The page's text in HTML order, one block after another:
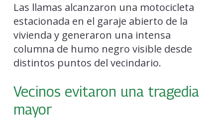
Las llamas alcanzaron una motocicleta
estacionada en el garaje abierto de la
vivienda y generaron una intensa
columna de humo negro visible desde
distintos puntos del vecindario.
Vecinos evitaron una tragedia
mayor